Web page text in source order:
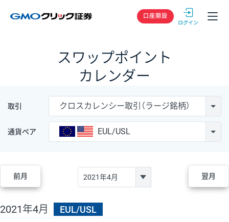
GMOクリック
口座開設
スワップポイント
カレンダー
取引 クロスカレンシー取引（ラージ銘柄）
通貨ペア EUL/USL
前月 翌月
2021年4月 EUL/USL